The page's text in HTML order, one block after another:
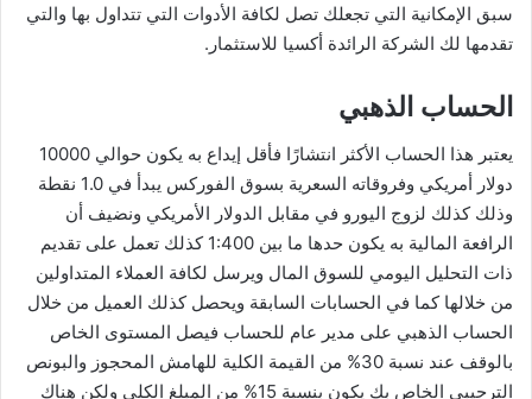
سبق الإمكانية التي تجعلك تصل لكافة الأدوات التي تتداول بها والتي
تقدمها لك الشركة الرائدة أكسيا للاستثمار.
الحساب الذهبي
يعتبر هذا الحساب الأكثر انتشارًا فأقل إيداع به يكون حوالي 10000
دولار أمريكي وفروقاته السعرية بسوق الفوركس يبدأ في 1.0 نقطة
وذلك كذلك لزوج اليورو في مقابل الدولار الأمريكي ونضيف أن
الرافعة المالية به يكون حدها ما بين 1:400 كذلك تعمل على تقديم
ذات التحليل اليومي للسوق المال ويرسل لكافة العملاء المتداولين
من خلالها كما في الحسابات السابقة ويحصل كذلك العميل من خلال
الحساب الذهبي على مدير عام للحساب فيصل المستوى الخاص
بالوقف عند نسبة 30% من القيمة الكلية للهامش المحجوز والبونص
الترحيبي الخاص بك يكون بنسبة 15% من المبلغ الكلي ولكن هناك